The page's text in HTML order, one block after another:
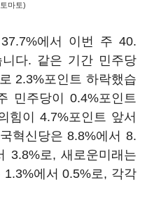
마토)
에서 이번 주 40.
다. 같은 기간 민주당
2.3%포인트 하락했습
민주당이 0.4%포인트
힘이 4.7%포인트 앞서
혁신당은 8.8%에서 8.
3.8%로, 새로운미래는
에서 0.5%로, 각각